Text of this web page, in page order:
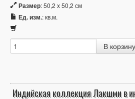
Размер: 50,2 x 50,2 см
Ед. изм.: кв.м.
Индийская коллекция Лакшми в